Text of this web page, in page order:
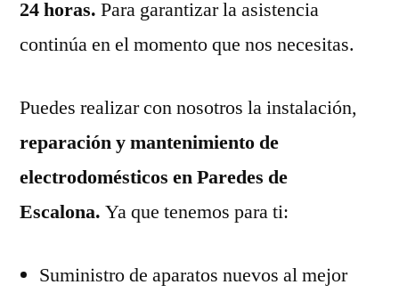
24 horas. Para garantizar la asistencia
continúa en el momento que nos necesitas.
Puedes realizar con nosotros la instalación,
reparación y mantenimiento de
electrodomésticos en Paredes de
Escalona. Ya que tenemos para ti:
Suministro de aparatos nuevos al mejor